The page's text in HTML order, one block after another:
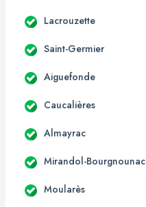
Lacrouzette
Saint-Germier
Aiguefonde
Caucalières
Almayrac
Mirandol-Bourgnounac
Moularès